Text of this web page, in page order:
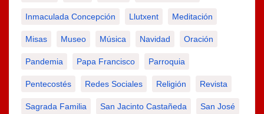
Inmaculada Concepción Llutxent Meditación
Misas Museo Música Navidad Oración
Pandemia Papa Francisco Parroquia
Pentecostés Redes Sociales Religión Revista
Sagrada Familia San Jacinto Castañeda San José